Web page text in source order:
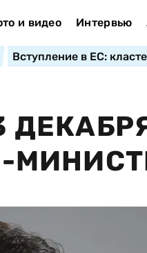
и видео Интервью
Вступление в ЕС: